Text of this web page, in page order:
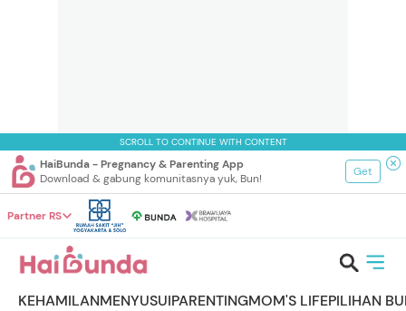
SCROLL TO CONTINUE WITH CONTENT
HaiBunda - Pregnancy & Parenting App
Download & gabung komunitasnya yuk, Bun!
Get
Partner RS
KEHAMILANMENYUSUIPARENTINGMOM'S LIFEPILIHAN